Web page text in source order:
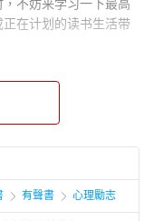
不妨来学习一下最高
在计划的读书生活带
册税务师、中国管理
人，湖南省永州市东
学从事法律教学与研
熟房产，现为北京某
数部，曾获中国人民
名优秀专业律师等荣誉
有聲書 心理勵志